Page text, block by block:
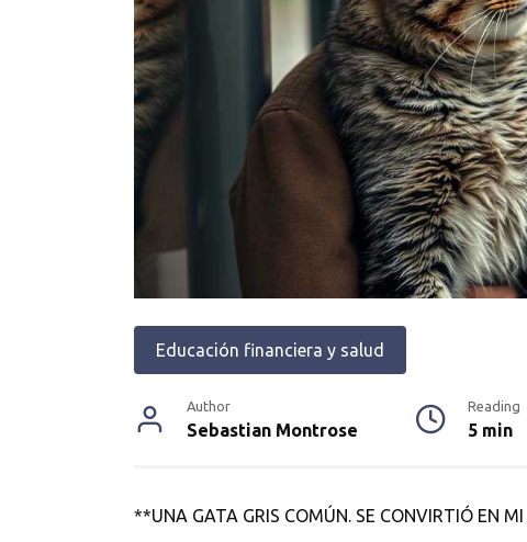
Educación financiera y salud
Author
Sebastian Montrose
Reading
5 min
**UNA GATA GRIS COMÚN. SE CONVIRTIÓ EN